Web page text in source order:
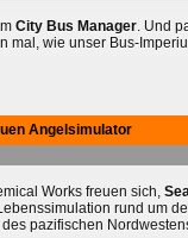
City Bus Manager. Und
mal, wie unser Bus-
Angelsimulator
Works freuen sich,
rund um
pazifischen